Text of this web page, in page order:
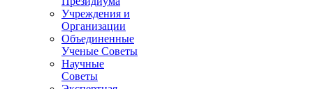
Учреждения и
Организации
Объединенные
Ученые Советы
Научные
Советы